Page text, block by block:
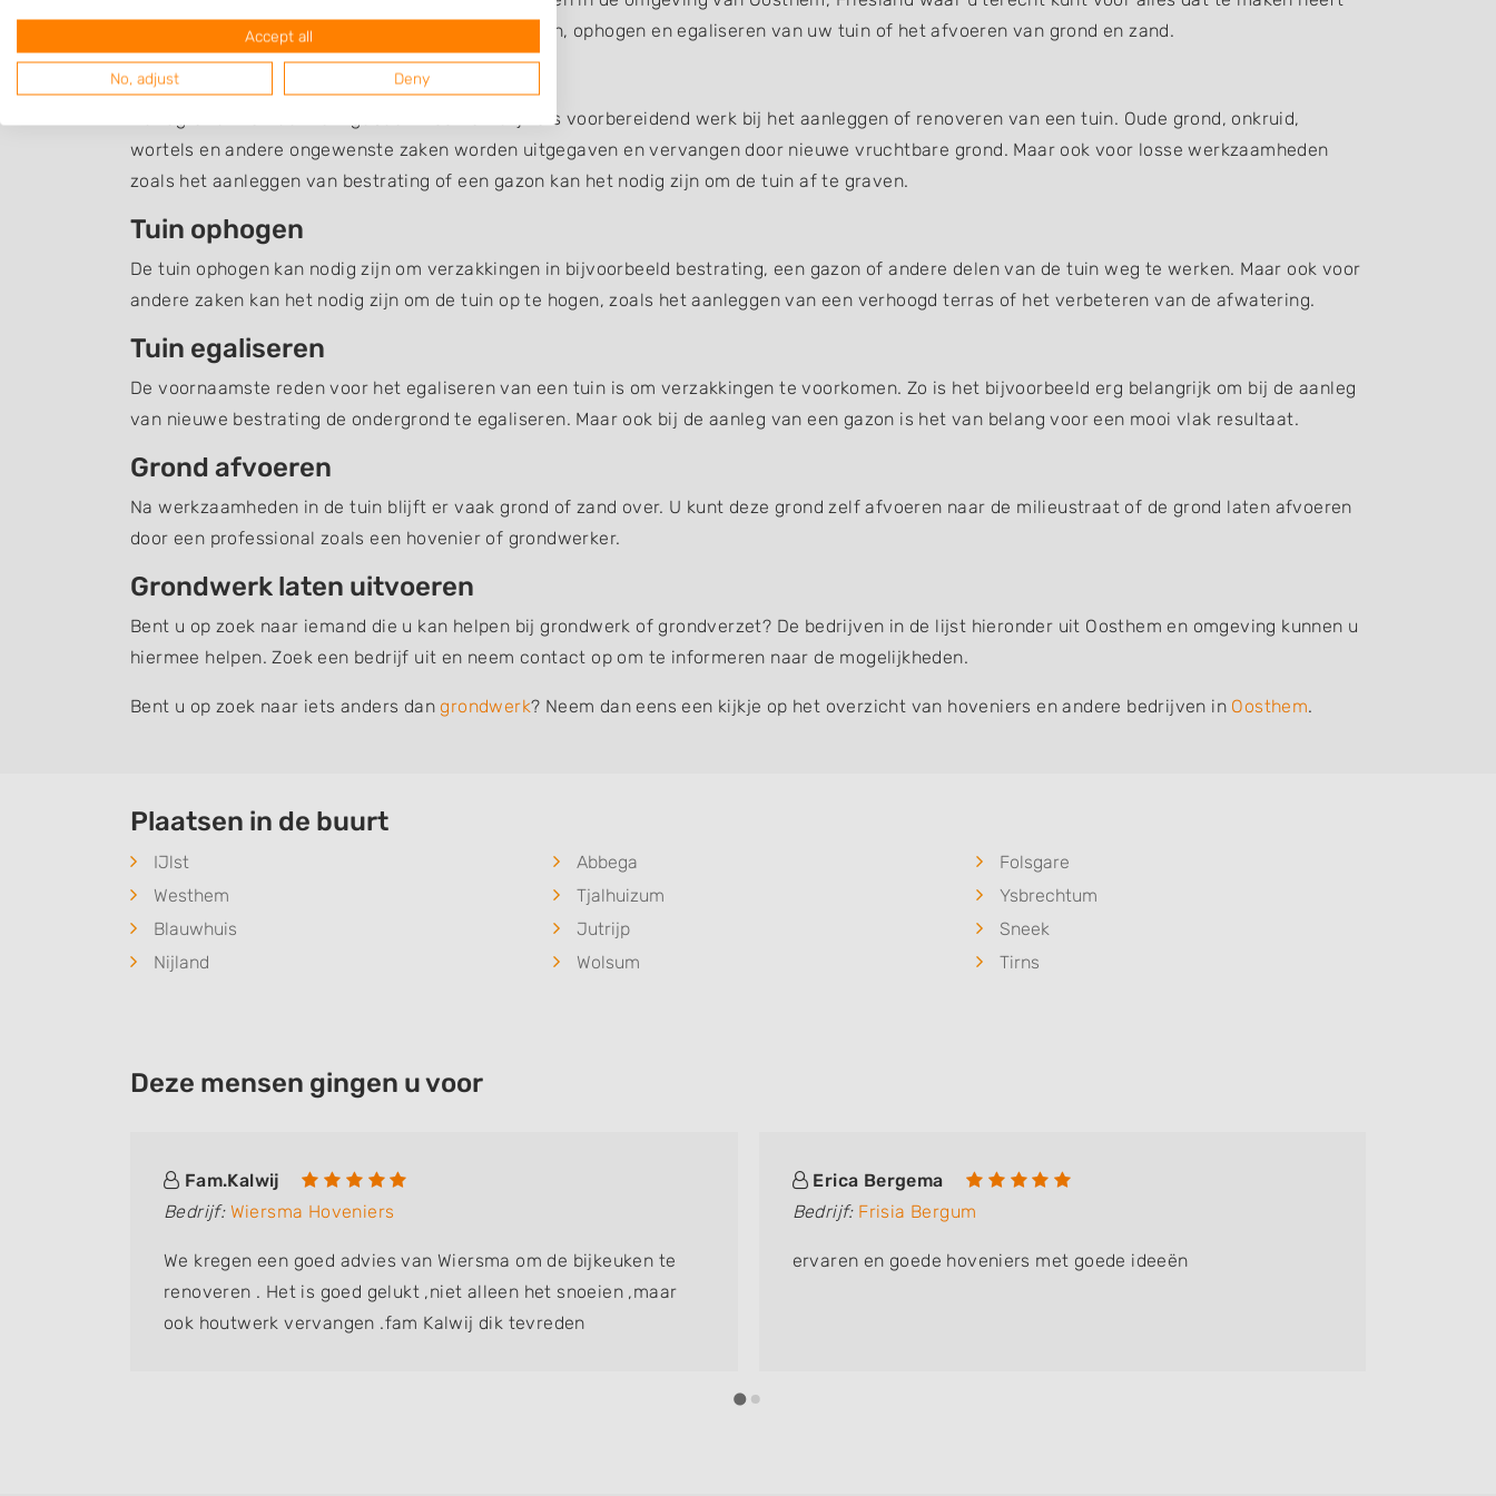
met grondverzet en grondwerk, zoals het afgraven, ophogen en egaliseren van uw tuin of het afvoeren van grond en zand.
Tuin afgraven
Het agraven van een tuin gebeurt voornamelijk als voorbereidend werk bij het aanleggen of renoveren van een tuin. Oude grond, onkruid,
wortels en andere ongewenste zaken worden uitgegaven en vervangen door nieuwe vruchtbare grond. Maar ook voor losse werkzaamheden
zoals het aanleggen van bestrating of een gazon kan het nodig zijn om de tuin af te graven.
Tuin ophogen
De tuin ophogen kan nodig zijn om verzakkingen in bijvoorbeeld bestrating, een gazon of andere delen van de tuin weg te werken. Maar ook voor
andere zaken kan het nodig zijn om de tuin op te hogen, zoals het aanleggen van een verhoogd terras of het verbeteren van de afwatering.
Tuin egaliseren
De voornaamste reden voor het egaliseren van een tuin is om verzakkingen te voorkomen. Zo is het bijvoorbeeld erg belangrijk om bij de aanleg
van nieuwe bestrating de ondergrond te egaliseren. Maar ook bij de aanleg van een gazon is het van belang voor een mooi vlak resultaat.
Grond afvoeren
Na werkzaamheden in de tuin blijft er vaak grond of zand over. U kunt deze grond zelf afvoeren naar de milieustraat of de grond laten afvoeren
door een professional zoals een hovenier of grondwerker.
Grondwerk laten uitvoeren
Bent u op zoek naar iemand die u kan helpen bij grondwerk of grondverzet? De bedrijven in de lijst hieronder uit Oosthem en omgeving kunnen u
hiermee helpen. Zoek een bedrijf uit en neem contact op om te informeren naar de mogelijkheden.
Bent u op zoek naar iets anders dangrondwerk? Neem dan eens een kijkje op het overzicht van hoveniers en andere bedrijven in Oosthem.
Plaatsen in de buurt
IJlst Abbega
Folsgare
Westhem
Tjalhuizum
Ysbrechtum
Blauwhuis
Jutrijp
Sneek
Nijland
Wolsum Tirns
Deze mensen gingen u voor
Fam.Kalwij
Bedrijf: Wiersma Hoveniers
We kregen een goed advies van Wiersma om de bijkeuken te
renoveren . Het is goed gelukt ,niet alleen het snoeien ,maar
ook houtwerk vervangen .fam Kalwij dik tevreden
Erica Bergema
Bedrijf: Frisia Bergum
ervaren en goede hoveniers met goede ideeën
Accept all
No, adjust Deny